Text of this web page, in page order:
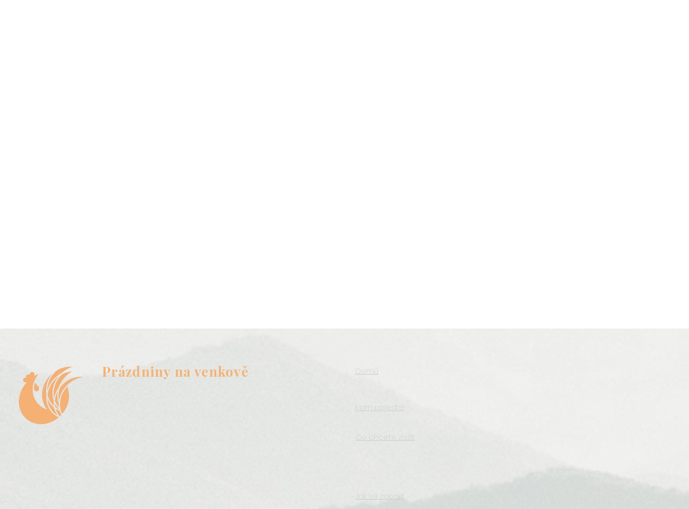
Prázdniny na venkově Domů
Kam pojedte
Co chcete zažít
Jak se zapojit